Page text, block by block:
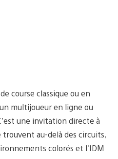
course classique ou en
multijoueur en ligne ou
une invitation directe à
trouvent au-delà des circuits,
colorés et l’IDM